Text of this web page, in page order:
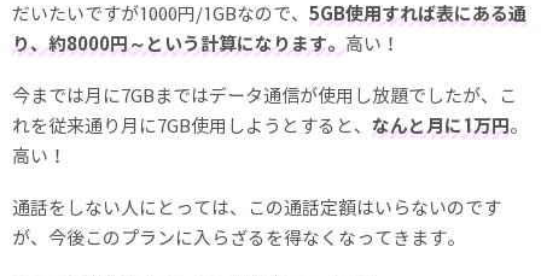
だいたいですが1000円/1GBなので、 5GB使用すれば表にある通
り、約8000円～という計算になります。高い！
今までは月に7GBまではデータ通信が使用し放題でしたが、こ
れを従来通り月に7GB使用しようとすると、 なんと月に1万円。
高い！
通話をしない人にとっては、この通話定額はいらないのです
が、今後このプランに入らざるを得なくなってきます。